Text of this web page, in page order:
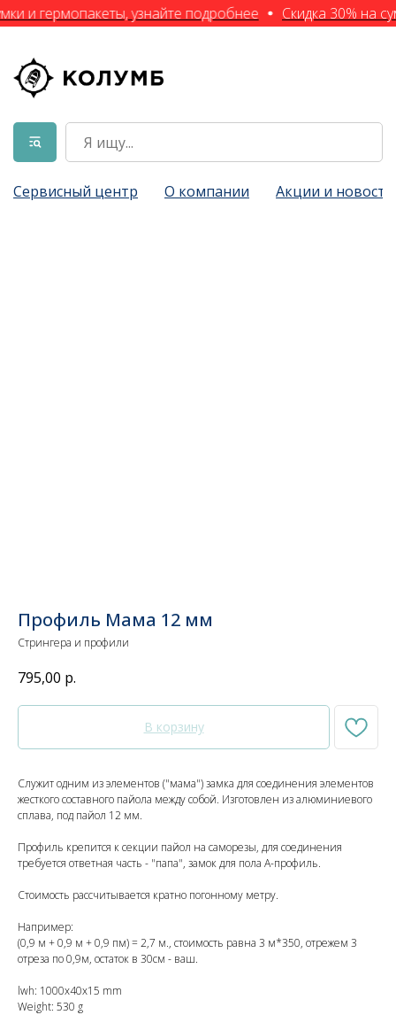
и гермопакеты, узнайте подробнее Скидка 30% на
Сервисный центр О компании Акции и новости
Профиль Мама 12 мм
Стрингера и профили
795,00 р.
В корзину
Служит одним из элементов ("мама") замка для соединения элементов
жесткого составного пайола между собой. Изготовлен из алюминиевого
сплава, под пайол 12 мм.
Профиль крепится к секции пайол на саморезы, для соединения
требуется ответная часть - "папа", замок для пола А-профиль.
Стоимость рассчитывается кратно погонному метру.
Например:
(0,9 м + 0,9 м + 0,9 пм) = 2,7 м., стоимость равна 3 м*350, отрежем 3
отреза по 0,9м, остаток в 30см - ваш.
lwh: 1000x40x15 mm
Weight: 530 g